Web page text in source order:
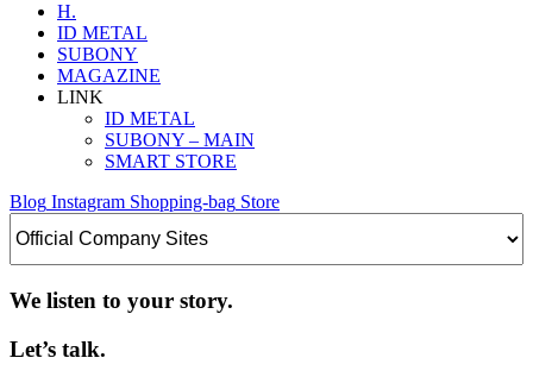
H.
ID METAL
SUBONY
MAGAZINE
LINK
ID METAL
SUBONY – MAIN
SMART STORE
Blog Instagram Shopping-bag Store
We listen to your story.
Let’s talk.